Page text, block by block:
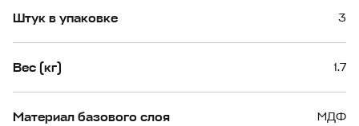
Штук в упаковке 3
Вес (кг) 1.7
Материал базового слоя МДФ